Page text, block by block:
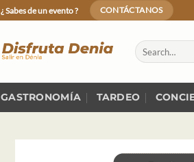
¿ Sabes de un evento ? CONTÁCTANOS
GASTRONOMÍA TARDEO